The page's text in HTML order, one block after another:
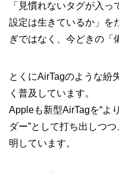
「見慣れないタグが入
設定は生きているか」を
ぎではなく、今どきの「
とくにAirTagのような紛
く普及しています。
Appleも新型AirTagを“よ
ダー”として打ち出しつ
明しています。